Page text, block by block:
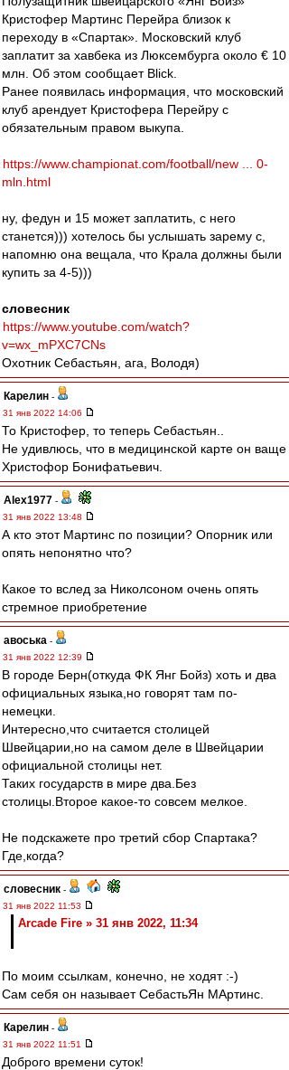
Кристофер Мартинс Перейра близок к
переходу в «Спартак». Московский клуб
заплатит за хавбека из Люксембурга около € 10
млн. Об этом сообщает Blick.
Ранее появилась информация, что московский
клуб арендует Кристофера Перейру с
обязательным правом выкупа.
https://www.championat.com/football/new ... 0-
mln.html
ну, федун и 15 может заплатить, с него
станется))) хотелось бы услышать зарему с,
напомню она вещала, что Крала должны были
купить за 4-5)))
словесник
https://www.youtube.com/watch?
v=wx_mPXC7CNs
Охотник Себастьян, ага, Володя)
Карелин -
31 янв 2022 14:06
То Кристофер, то теперь Себастьян..
Не удивлюсь, что в медицинской карте он ваще
Христофор Бонифатьевич.
Alex1977 -
31 янв 2022 13:48
А кто этот Мартинс по позиции? Опорник или
опять непонятно что?
Какое то вслед за Николсоном очень опять
стремное приобретение
авоська -
31 янв 2022 12:39
В городе Берн(откуда ФК Янг Бойз) хоть и два
официальных языка,но говорят там по-
немецки.
Интересно,что считается столицей
Швейцарии,но на самом деле в Швейцарии
официальной столицы нет.
Таких государств в мире два.Без
столицы.Второе какое-то совсем мелкое.
Не подскажете про третий сбор Спартака?
Где,когда?
словесник -
31 янв 2022 11:53
Arcade Fire » 31 янв 2022, 11:34
По моим ссылкам, конечно, не ходят :-)
Сам себя он называет СебастьЯн МАртинс.
Карелин -
31 янв 2022 11:51
Доброго времени суток!